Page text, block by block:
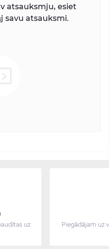
atsauksmju, esiet
savu atsauksmi.
uz
Piegādājam uz